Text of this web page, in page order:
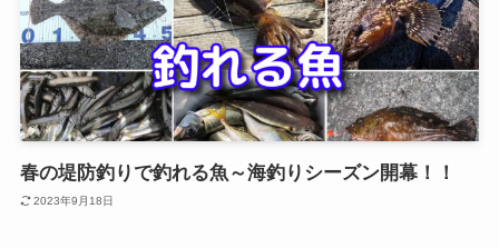
春の堤防釣りで釣れる魚～海釣りシーズン開幕！！
2023年9月18日